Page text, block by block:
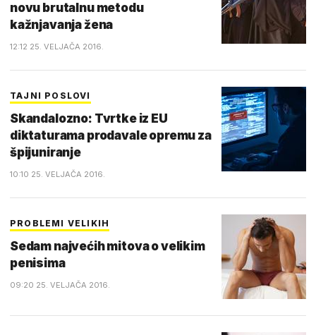
novu brutalnu metodu
kažnjavanja žena
12:12 25. VELJAČA 2016.
TAJNI POSLOVI
Skandalozno: Tvrtke iz EU
diktaturama prodavale opremu za
špijuniranje
10:10 25. VELJAČA 2016.
PROBLEMI VELIKIH
Sedam najvećih mitova o velikim
penisima
09:20 25. VELJAČA 2016.